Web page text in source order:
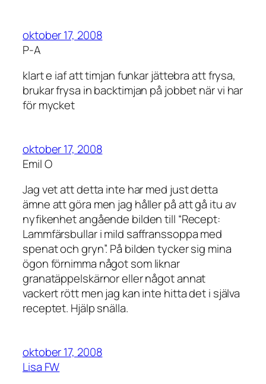
oktober 17, 2008
P-A
klart e iaf att timjan funkar jättebra att frysa,
brukar frysa in backtimjan på jobbet när vi har
för mycket
oktober 17, 2008
Emil O
Jag vet att detta inte har med just detta
ämne att göra men jag håller på att gå itu av
nyfikenhet angående bilden till “Recept:
Lammfärsbullar i mild saffranssoppa med
spenat och gryn”. På bilden tycker sig mina
ögon förnimma något som liknar
granatäppelskärnor eller något annat
vackert rött men jag kan inte hitta det i själva
receptet. Hjälp snälla.
oktober 17, 2008
Lisa FW